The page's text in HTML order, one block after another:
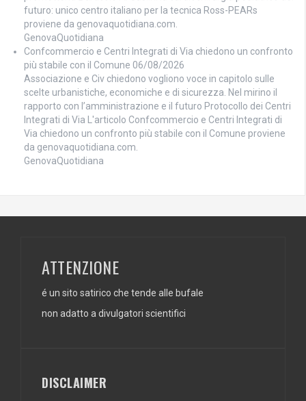
futuro: unico centro italiano per la tecnica Ross-PEARs
proviene da genovaquotidiana.com.
GenovaQuotidiana
Confcommercio e Centri Integrati di Via chiedono un confronto
più stabile con il Comune 06/08/2026
Associazione e Civ chiedono vogliono voce in capitolo sulle
scelte urbanistiche, economiche e di sicurezza. Nel mirino il
rapporto con l’amministrazione e il futuro Protocollo dei Centri
Integrati di Via L'articolo Confcommercio e Centri Integrati di
Via chiedono un confronto più stabile con il Comune proviene
da genovaquotidiana.com.
GenovaQuotidiana
ATTENZIONE
é un sito satirico che tende alle bufale
non adatto a divulgatori scientifici
DISCLAIMER